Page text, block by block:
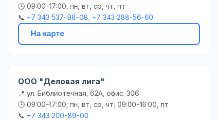
🕒 09:00-17:00, пн, вт, ср, чт, пт
📞 +7 343 537-98-08, +7 343 288-56-60
На карте
ООО "Деловая лига"
📍 ул. Библиотечная, 62А, офис. 306
🕒 09:00-17:00, пн, вт, ср, чт; 09:00-16:00, пт
📞 +7 343 200-89-00